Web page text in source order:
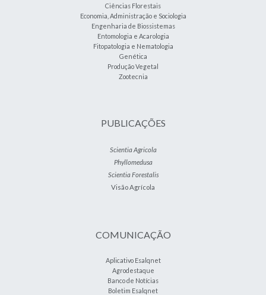
Ciências Florestais
Economia, Administração e Sociologia
Engenharia de Biossistemas
Entomologia e Acarologia
Fitopatologia e Nematologia
Genética
Produção Vegetal
Zootecnia
PUBLICAÇÕES
Scientia Agricola
Phyllomedusa
Scientia Forestalis
Visão Agrícola
COMUNICAÇÃO
Aplicativo Esalqnet
Agrodestaque
Banco de Notícias
Boletim Esalqnet